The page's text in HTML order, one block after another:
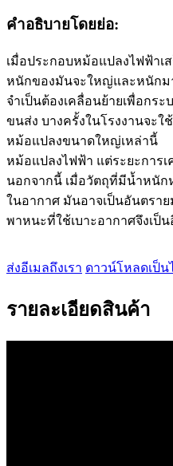
คำอธิบายโดยย่อ:
เมื่อประกอบหม้อแปลงไฟฟ้า
หนักของมันจะใหญ่และหนัก
จำเป็นต้องเคลื่อนย้ายเพื่อกร
ขนส่ง บางครั้งในโรงงานจะใ
หม้อแปลงขนาดใหญ่เหล่านี้
หม้อแปลงไฟฟ้า แต่ระยะการ
นอกจากนี้ เมื่อวัตถุที่มีน้ำหนัก
ในอากาศ มันอาจเป็นอันตรา
พาหนะที่ใช้เบาะอากาศจึงเป็
ส่งอีเมลถึงเรา ดาวน์โหลดเป็น
รายละเอียดสินค้า